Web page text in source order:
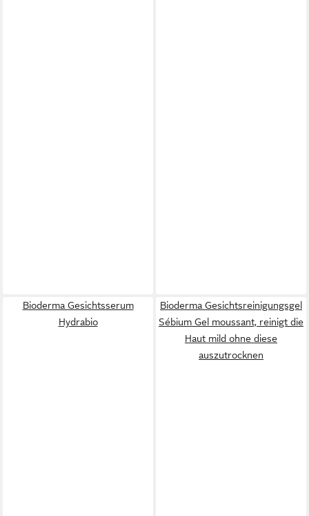
Bioderma Gesichtsserum
Hydrabio
Bioderma Gesichtsreinigungsgel
Sébium Gel moussant, reinigt die
Haut mild ohne diese
auszutrocknen